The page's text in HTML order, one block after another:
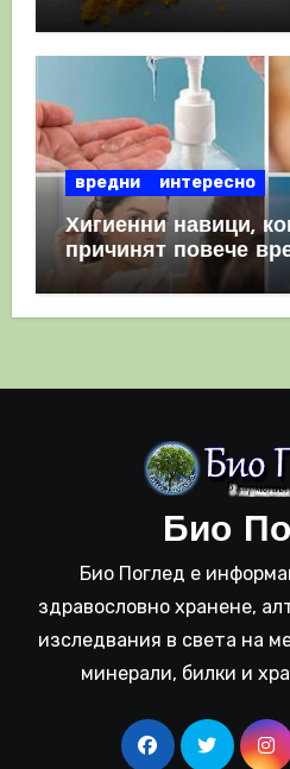
комбинация
вредни интересно
Хигиенни навици,
причинят повече
полза
Био
Био Поглед е
здравословно хранене,
изследвания в света на
минерали, билки и